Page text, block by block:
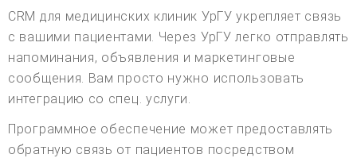
CRM для медицинских клиник УрГУ укрепляет связь
с вашими пациентами. Через УрГУ легко отправлять
напоминания, объявления и маркетинговые
сообщения. Вам просто нужно использовать
интеграцию со спец. услуги.
Программное обеспечение может предоставлять
обратную связь от пациентов посредством